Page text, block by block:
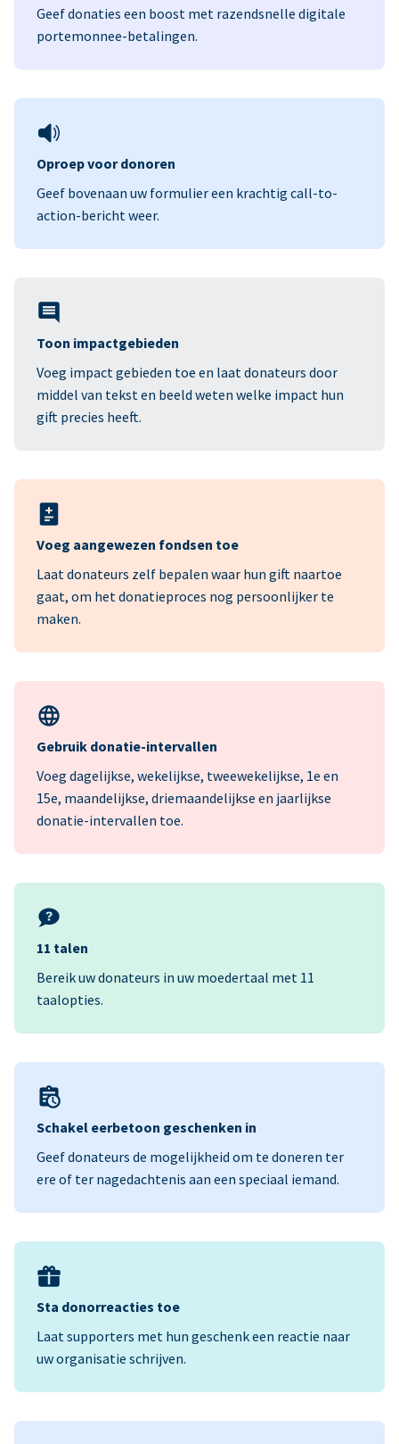
Geef donaties een boost met razendsnelle digitale
portemonnee-betalingen.
Oproep voor donoren
Geef bovenaan uw formulier een krachtig call-to-
action-bericht weer.
Toon impactgebieden
Voeg impact gebieden toe en laat donateurs door
middel van tekst en beeld weten welke impact hun
gift precies heeft.
Voeg aangewezen fondsen toe
Laat donateurs zelf bepalen waar hun gift naartoe
gaat, om het donatieproces nog persoonlijker te
maken.
Gebruik donatie-intervallen
Voeg dagelijkse, wekelijkse, tweewekelijkse, 1e en
15e, maandelijkse, driemaandelijkse en jaarlijkse
donatie-intervallen toe.
11 talen
Bereik uw donateurs in uw moedertaal met 11
taalopties.
Schakel eerbetoon geschenken in
Geef donateurs de mogelijkheid om te doneren ter
ere of ter nagedachtenis aan een speciaal iemand.
Sta donorreacties toe
Laat supporters met hun geschenk een reactie naar
uw organisatie schrijven.